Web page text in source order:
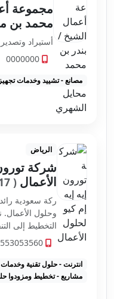
مجموعة
محمد بن
أستيراد وتصدير
0000000
مصانع - تشييد وخدمات تجهيز
الرياض
شركة
الأعمال ( 5.17 كم )
ركة سعودية
وحلول الأعمال.
التخطيط إلى
الحكومية
تأسست تورون
انترنت - حلول تقنية
مشاريع - تخطيط ومزودوا